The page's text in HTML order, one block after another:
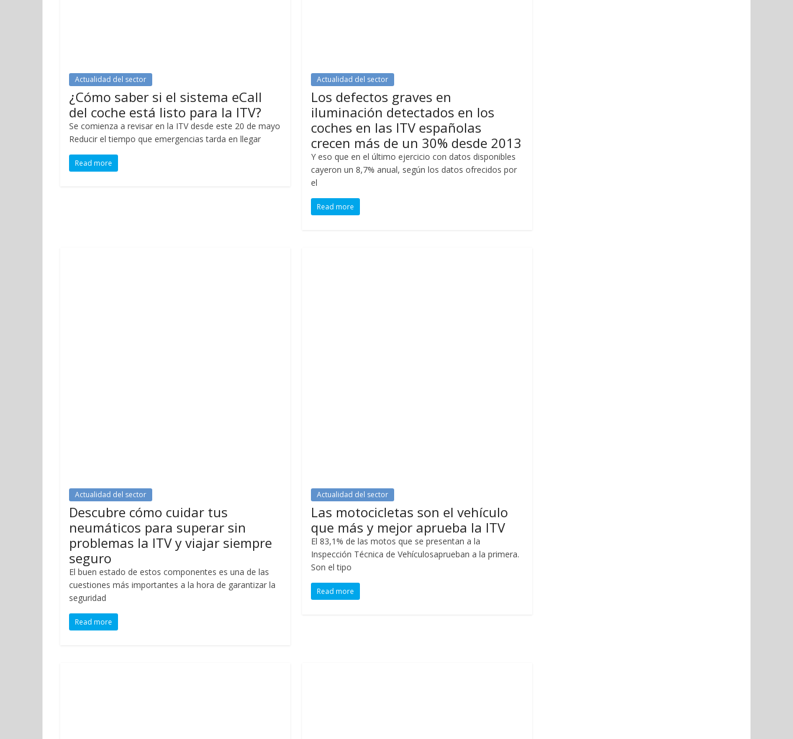
Actualidad del sector
¿Cómo saber si el sistema eCall
del coche está listo para la ITV?
Se comienza a revisar en la ITV desde este 20 de mayo
Reducir el tiempo que emergencias tarda en llegar
Read more
Actualidad del sector
Los defectos graves en
iluminación detectados en los
coches en las ITV españolas
crecen más de un 30% desde 2013
Y eso que en el último ejercicio con datos disponibles
cayeron un 8,7% anual, según los datos ofrecidos por
el
Read more
Actualidad del sector
Descubre cómo cuidar tus
neumáticos para superar sin
problemas la ITV y viajar siempre
seguro
El buen estado de estos componentes es una de las
cuestiones más importantes a la hora de garantizar la
seguridad
Read more
Actualidad del sector
Las motocicletas son el vehículo
que más y mejor aprueba la ITV
El 83,1% de las motos que se presentan a la
Inspección Técnica de Vehículosaprueban a la primera.
Son el tipo
Read more